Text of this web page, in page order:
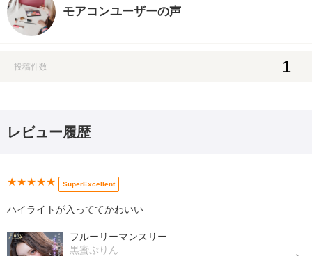
モアコンユーザーの声
投稿件数 1
レビュー履歴
★★★★★ SuperExcellent
ハイライトが入っててかわいい
フルーリーマンスリー
黒蜜ぷりん